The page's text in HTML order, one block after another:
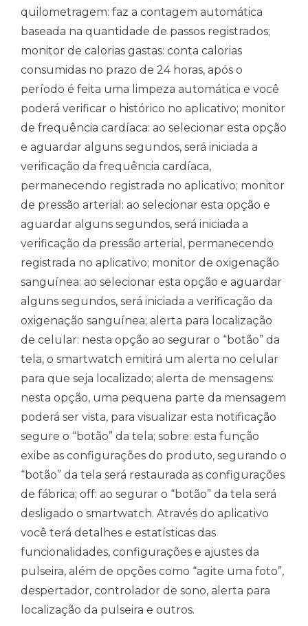
quilometragem: faz a contagem automática
baseada na quantidade de passos registrados;
monitor de calorias gastas: conta calorias
consumidas no prazo de 24 horas, após o
período é feita uma limpeza automática e você
poderá verificar o histórico no aplicativo; monitor
de frequência cardíaca: ao selecionar esta opção
e aguardar alguns segundos, será iniciada a
verificação da frequência cardíaca,
permanecendo registrada no aplicativo; monitor
de pressão arterial: ao selecionar esta opção e
aguardar alguns segundos, será iniciada a
verificação da pressão arterial, permanecendo
registrada no aplicativo; monitor de oxigenação
sanguínea: ao selecionar esta opção e aguardar
alguns segundos, será iniciada a verificação da
oxigenação sanguínea; alerta para localização
de celular: nesta opção ao segurar o “botão” da
tela, o smartwatch emitirá um alerta no celular
para que seja localizado; alerta de mensagens:
nesta opção, uma pequena parte da mensagem
poderá ser vista, para visualizar esta notificação
segure o “botão” da tela; sobre: esta função
exibe as configurações do produto, segurando o
“botão” da tela será restaurada as configurações
de fábrica; off: ao segurar o “botão” da tela será
desligado o smartwatch. Através do aplicativo
você terá detalhes e estatísticas das
funcionalidades, configurações e ajustes da
pulseira, além de opções como “agite uma foto”,
despertador, controlador de sono, alerta para
localização da pulseira e outros.